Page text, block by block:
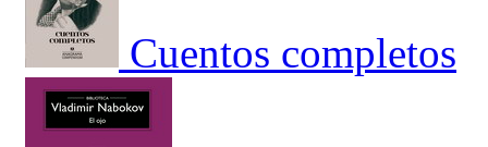
Cuentos completos